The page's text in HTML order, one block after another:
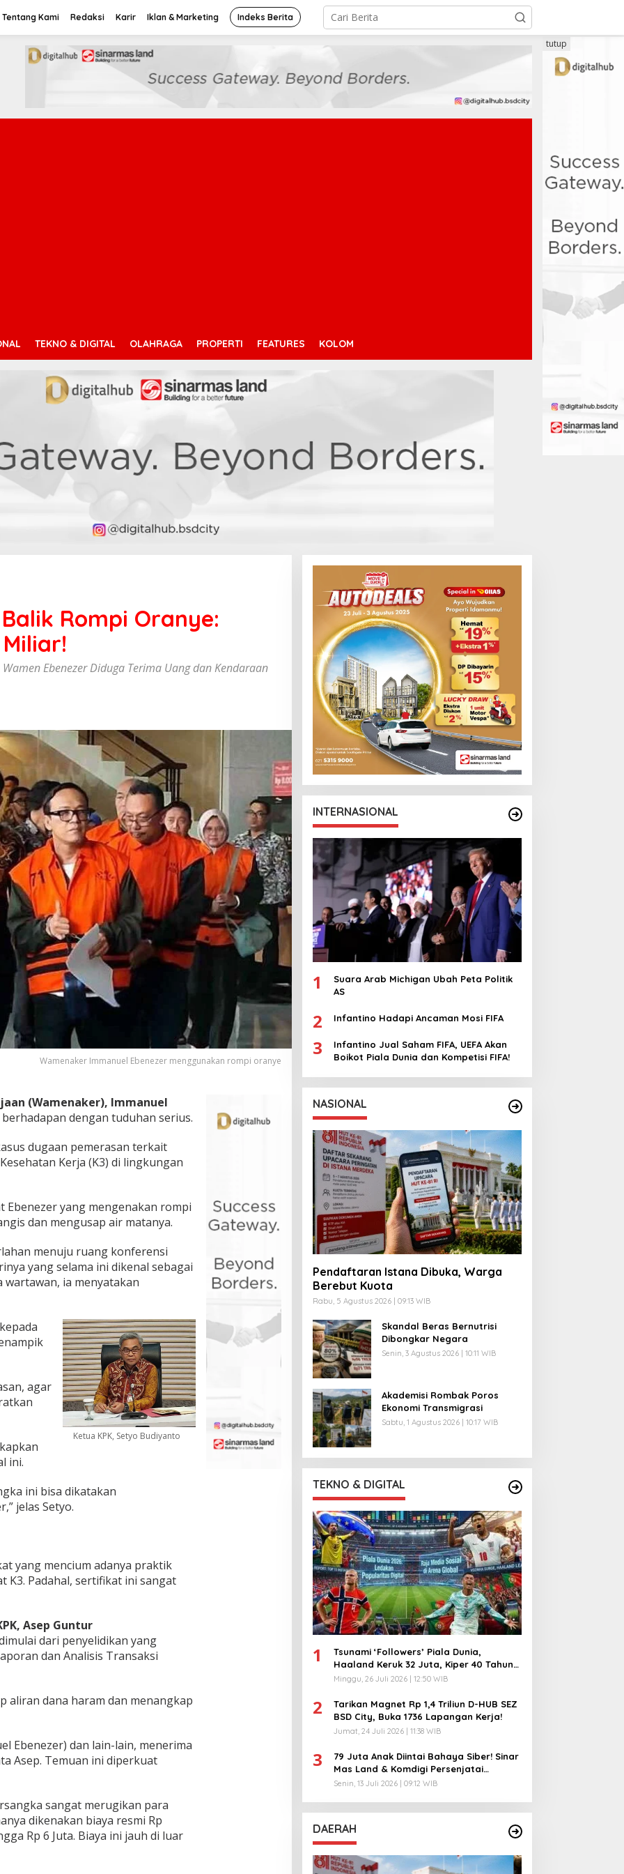
Tentang Kami Redaksi Karir Iklan & Marketing Indeks Berita
TEKNO & DIGITAL OLAHRAGA PROPERTI FEATURES KOLOM
tutup
Rompi Oranye:
Ebenezer Diduga Terima Uang dan Kendaraan
Wamenaker Immanuel Ebenezer menggunakan rompi oranye
(Wamenaker), Immanuel
dengan tuduhan serius.
dugaan pemerasan terkait
Kerja (K3) di lingkungan
Ebenezer yang mengenakan rompi
dan mengusap air matanya.
menuju ruang konferensi
yang selama ini dikenal sebagai
ia menyatakan
Ketua KPK, Setyo Budiyanto
agar
ini.
ini bisa dikatakan
jelas Setyo.
yang mencium adanya praktik
Padahal, sertifikat ini sangat
Asep Guntur
dari penyelidikan yang
dan Analisis Transaksi
aliran dana haram dan menangkap
Ebenezer) dan lain-lain, menerima
Asep. Temuan ini diperkuat
sangat merugikan para
dikenakan biaya resmi Rp
Rp 6 Juta. Biaya ini jauh di luar
INTERNASIONAL
1
Suara Arab Michigan Ubah Peta Politik
AS
2 Infantino Hadapi Ancaman Mosi FIFA
3
Infantino Jual Saham FIFA, UEFA Akan
Boikot Piala Dunia dan Kompetisi FIFA!
NASIONAL
Pendaftaran Istana Dibuka, Warga
Berebut Kuota
Rabu, 5 Agustus 2026 | 09:13 WIB
Skandal Beras Bernutrisi
Dibongkar Negara
Senin, 3 Agustus 2026 | 10:11 WIB
Akademisi Rombak Poros
Ekonomi Transmigrasi
Sabtu, 1 Agustus 2026 | 10:17 WIB
TEKNO & DIGITAL
1
Tsunami ‘Followers’ Piala Dunia,
Haaland Keruk 32 Juta, Kiper 40 Tahun
Bikin Geger!
Minggu, 26 Juli 2026 | 12:50 WIB
2
Tarikan Magnet Rp 1,4 Triliun D-HUB SEZ
BSD City, Buka 1736 Lapangan Kerja!
Jumat, 24 Juli 2026 | 11:38 WIB
3
79 Juta Anak Diintai Bahaya Siber! Sinar
Mas Land & Komdigi Persenjatai
Ratusan Guru!
Senin, 13 Juli 2026 | 09:12 WIB
DAERAH